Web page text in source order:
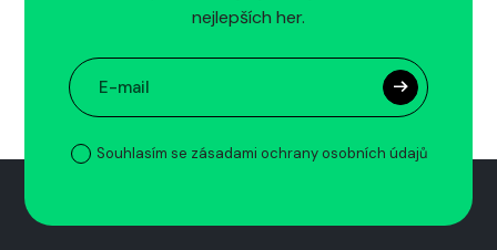
nejlepších her.
Souhlasím se zásadami ochrany osobních údajů